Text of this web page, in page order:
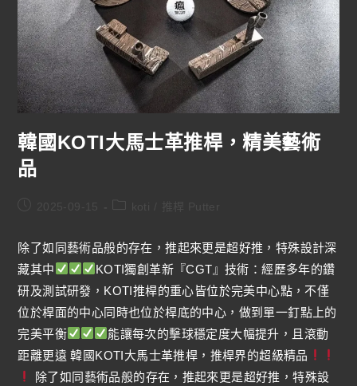
韓國KOTI大馬士革推桿，精美藝術
品
2025-09-15
除了如同藝術品般的存在，推起來更是超好推，特殊設計深
藏其中
KOTI獨創革新『CGT』技術：經歷多年的鑽
研及測試研發，KOTI推桿的重心皆位於完美中心點，不僅
位於桿面的中心同時也位於桿底的中心，做到單一釘點上的
完美平衡
能讓每次的擊球穩定度大幅提升，且滾動
距離更遠 韓國KOTI大馬士革推桿，推桿界的超級精品
除了如同藝術品般的存在，推起來更是超好推，特殊設